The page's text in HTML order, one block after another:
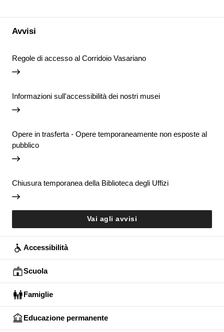
Avvisi
Regole di accesso al Corridoio Vasariano
Informazioni sull'accessibilità dei nostri musei
Opere in trasferta - Opere temporaneamente non esposte al
pubblico
Chiusura temporanea della Biblioteca degli Uffizi
Vai agli avvisi
Accessibilità
Scuola
Famiglie
Educazione permanente